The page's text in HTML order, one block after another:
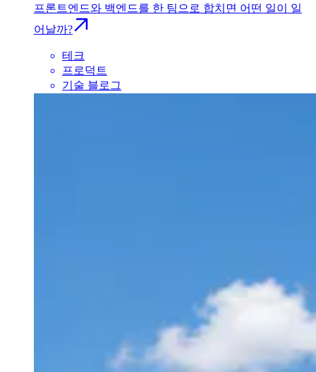
프론트엔드와 백엔드를 한 팀으로 합치면 어떤 일이 일
어날까?
테크
프로덕트
기술 블로그